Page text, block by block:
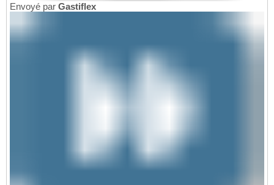
Envoyé par Gastiflex